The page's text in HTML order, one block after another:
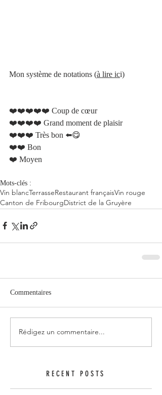
Mon système de notations (à lire ici)
❤️❤️❤️❤️❤️ Coup de cœur
❤️❤️❤️❤️ Grand moment de plaisir
❤️❤️❤️ Très bon ⬅️😋
❤️ Moyen
Mots-clés :
Vin blancTerrasseRestaurant françaisVin rouge
Canton de FribourgDistrict de la Gruyère
Commentaires
Rédigez un commentaire...
RECENT POSTS